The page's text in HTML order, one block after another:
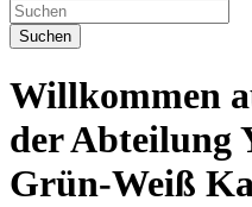
Suchen
Willkommen
der Abteilung
Grün-Weiß